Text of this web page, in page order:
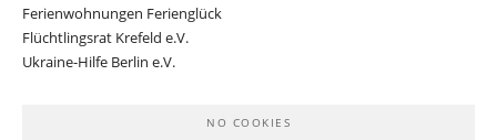
Ferienwohnungen Ferienglück
Flüchtlingsrat Krefeld e.V.
Ukraine-Hilfe Berlin e.V.
NO COOKIES